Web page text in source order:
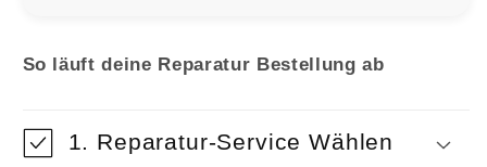
So läuft deine Reparatur Bestellung ab
1. Reparatur-Service Wählen